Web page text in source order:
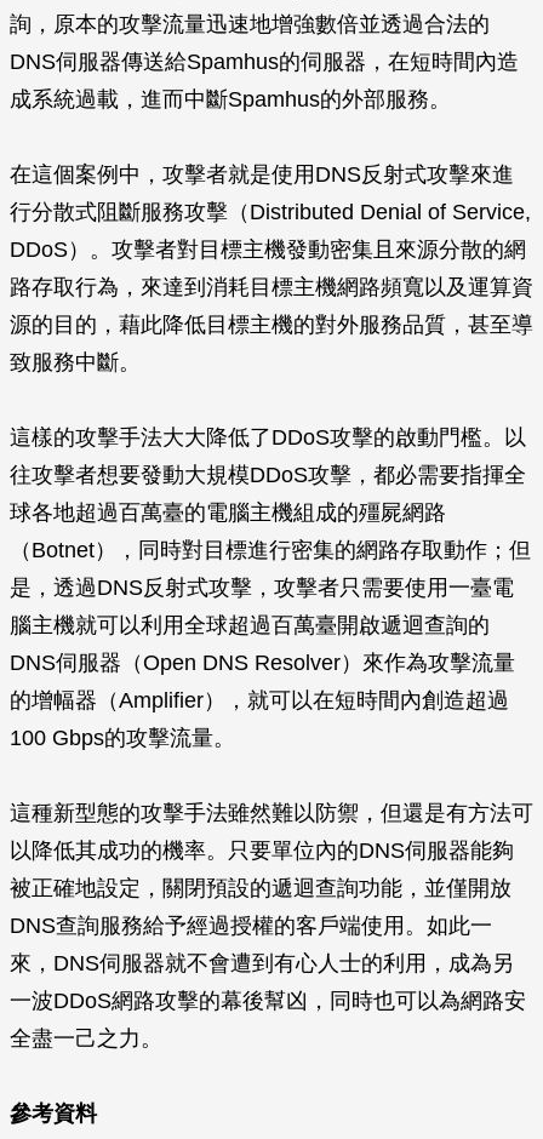
詢，原本的攻擊流量迅速地增強數倍並透過合法的
DNS伺服器傳送給Spamhus的伺服器，在短時間內造
成系統過載，進而中斷Spamhus的外部服務。
在這個案例中，攻擊者就是使用DNS反射式攻擊來進
行分散式阻斷服務攻擊（Distributed Denial of Service,
DDoS）。攻擊者對目標主機發動密集且來源分散的網
路存取行為，來達到消耗目標主機網路頻寬以及運算資
源的目的，藉此降低目標主機的對外服務品質，甚至導
致服務中斷。
這樣的攻擊手法大大降低了DDoS攻擊的啟動門檻。以
往攻擊者想要發動大規模DDoS攻擊，都必需要指揮全
球各地超過百萬臺的電腦主機組成的殭屍網路
（Botnet），同時對目標進行密集的網路存取動作；但
是，透過DNS反射式攻擊，攻擊者只需要使用一臺電
腦主機就可以利用全球超過百萬臺開啟遞迴查詢的
DNS伺服器（Open DNS Resolver）來作為攻擊流量
的增幅器（Amplifier），就可以在短時間內創造超過
100 Gbps的攻擊流量。
這種新型態的攻擊手法雖然難以防禦，但還是有方法可
以降低其成功的機率。只要單位內的DNS伺服器能夠
被正確地設定，關閉預設的遞迴查詢功能，並僅開放
DNS查詢服務給予經過授權的客戶端使用。如此一
來，DNS伺服器就不會遭到有心人士的利用，成為另
一波DDoS網路攻擊的幕後幫凶，同時也可以為網路安
全盡一己之力。
參考資料